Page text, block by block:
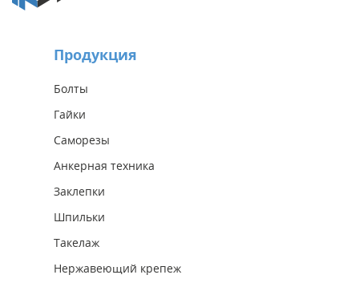
Продукция
Болты
Гайки
Саморезы
Анкерная техника
Заклепки
Шпильки
Такелаж
Нержавеющий крепеж